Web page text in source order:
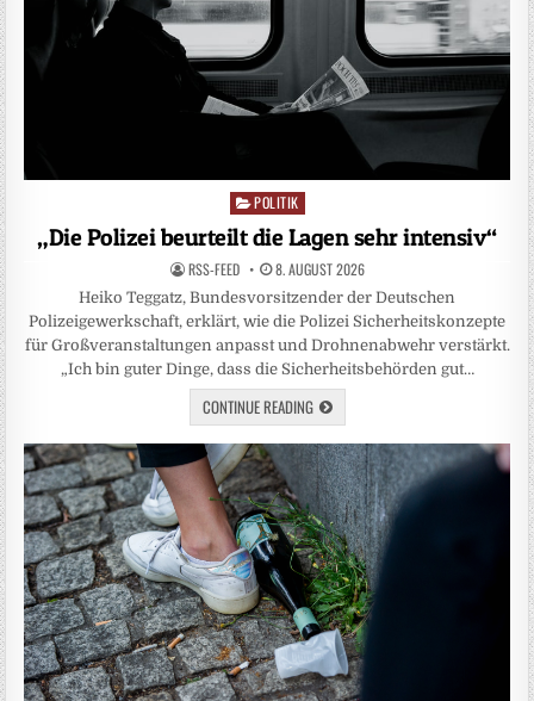
Posted
in
POLITIK
„Die Polizei beurteilt die Lagen sehr intensiv“
RSS-FEED 8. AUGUST 2026
Heiko Teggatz, Bundesvorsitzender der Deutschen
Polizeigewerkschaft, erklärt, wie die Polizei Sicherheitskonzepte
für Großveranstaltungen anpasst und Drohnenabwehr verstärkt.
„Ich bin guter Dinge, dass die Sicherheitsbehörden gut…
CONTINUE READING